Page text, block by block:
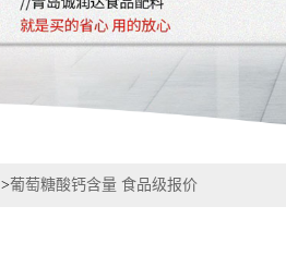
>葡萄糖酸钙含量 食品级报价